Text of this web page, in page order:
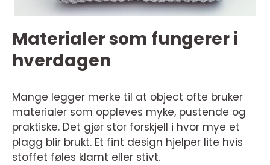
Materialer som fungerer i
hverdagen
Mange legger merke til at object ofte bruker
materialer som oppleves myke, pustende og
praktiske. Det gjør stor forskjell i hvor mye et
plagg blir brukt. Et fint design hjelper lite hvis
stoffet føles klamt eller stivt.